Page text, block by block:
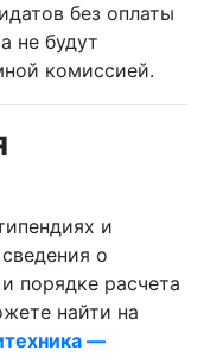
без оплаты
не будут
комиссией.
и
о
порядке расчета
найти на
—